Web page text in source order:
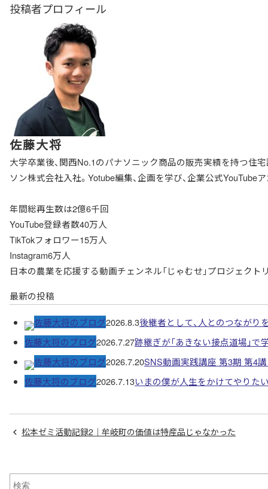
投稿者プロフィール
佐藤大将
大学卒業後、関西No.1のパナソニック商品の販売実績を持つ住
ソン株式会社入社。Yotube編集、企画を学び、企業公式
年間総再生数は2億6千回
YouTube登録者数40万人
TikTokフォロワー15万人
Instagram6万人
日本の農業を応援する動画チェンネル「じゃむせ」プロジェクト
最新の投稿
佐藤大将のブログ2026.8.3後継者として、人とのつながり
佐藤大将のブログ2026.7.27跡継ぎが「あきない接点道場」
佐藤大将のブログ2026.7.20SNS動画実践講座 第3期 第4
佐藤大将のブログ2026.7.13いまの僕が人生をかけてやりた
松本ゼミ活動記録2｜牟岐町の価値は特産品じゃなかった